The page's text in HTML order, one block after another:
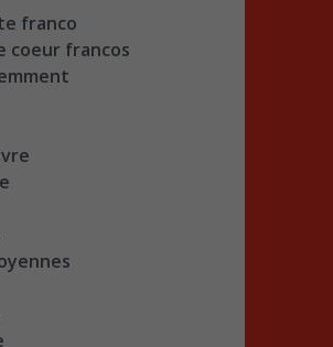
franco
coeur francos